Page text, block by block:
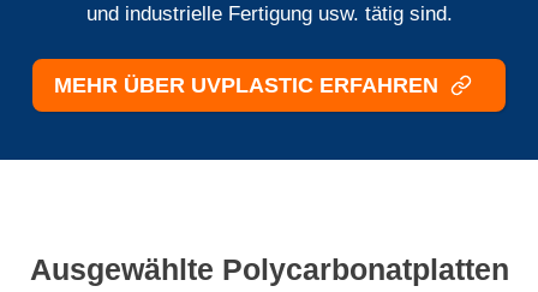
und industrielle Fertigung usw. tätig sind.
MEHR ÜBER UVPLASTIC ERFAHREN
Ausgewählte Polycarbonatplatten